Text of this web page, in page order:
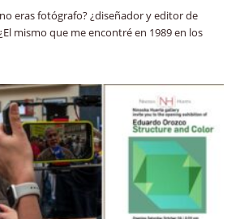
no eras fotógrafo? ¿diseñador y editor de
mismo que me encontré en 1989 en los